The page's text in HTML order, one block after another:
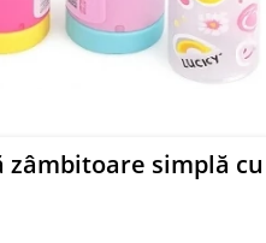
simplă cu